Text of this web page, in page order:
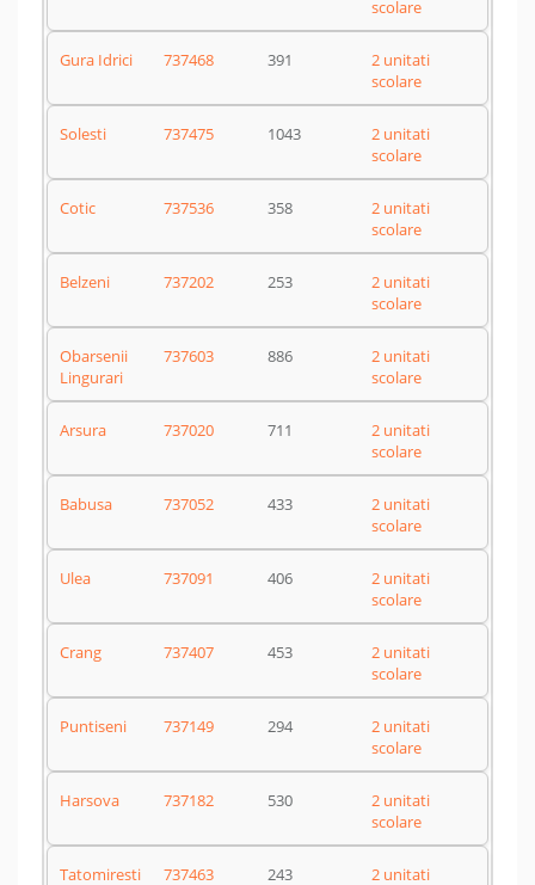
scolare
Gura Idrici 737468 391
2 unitati
scolare
Solesti 737475 1043
2 unitati
scolare
Cotic 737536 358
2 unitati
scolare
Belzeni 737202 253
2 unitati
scolare
Obarsenii
Lingurari
737603 886
2 unitati
scolare
Arsura 737020 711
2 unitati
scolare
Babusa 737052 433
2 unitati
scolare
Ulea 737091 406
2 unitati
scolare
Crang 737407 453
2 unitati
scolare
Puntiseni 737149 294
2 unitati
scolare
Harsova 737182 530
2 unitati
scolare
Tatomiresti 737463 243
2 unitati